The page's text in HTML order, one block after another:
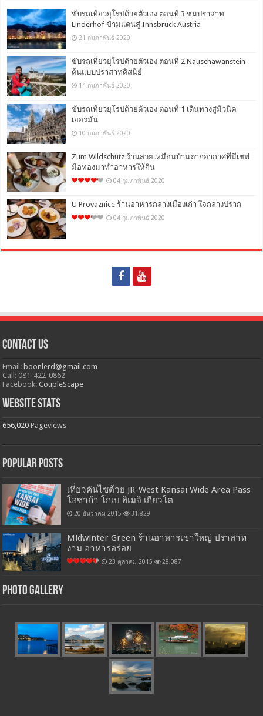
ขับรถเที่ยวยุโรปด้วยตัวเอง ตอนที่ 3 ชมปราสาท
Linderhof ข้ามแดนสู่ Innsbruck Austria
21 กุมภาพันธ์ 2020
ขับรถเที่ยวยุโรปด้วยตัวเอง ตอนที่ 2 Nauschawanstein
ต้นแบบปราสาทดิสนีย์
14 กุมภาพันธ์ 2020
ขับรถเที่ยวยุโรปด้วยตัวเอง ตอนที่ 1 เดินทางสู่มิวนิค
เยอรมัน
10 กุมภาพันธ์ 2020
Zum Wildschütz ร้านสวยเหมือนบ้านตากอากาศที่มีเชฟ
มือทองมาทำอาหารให้กิน
04 กุมภาพันธ์ 2020
U Provaznice ร้านอาหารกลางเมืองเก่า ใจกลางปราก
04 กุมภาพันธ์ 2020
Contact Us
Email: boonlerd@gmail.com
Call: 081-422-0862
Facebook:CoupleScape
Website Stats
656,020 Pageviews
Popular Posts
เที่ยวคันไซด้วย JR-West Kansai Wide Area Pass
โอซาก้า โกเบ ฮิเมจิ เกียวโต
20 ธันวาคม 2015 31,829
Midwinter Green ร้านอาหารเขาใหญ่ ปราสาท
งาม อาหารอร่อย
23 ตุลาคม 2015 28,087
Photo Gallery